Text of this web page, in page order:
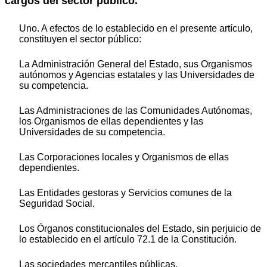
Uno. A efectos de lo establecido en el presente artículo,
constituyen el sector público:
La Administración General del Estado, sus Organismos
autónomos y Agencias estatales y las Universidades de
su competencia.
Las Administraciones de las Comunidades Autónomas,
los Organismos de ellas dependientes y las
Universidades de su competencia.
Las Corporaciones locales y Organismos de ellas
dependientes.
Las Entidades gestoras y Servicios comunes de la
Seguridad Social.
Los Órganos constitucionales del Estado, sin perjuicio de
lo establecido en el artículo 72.1 de la Constitución.
Las sociedades mercantiles públicas.